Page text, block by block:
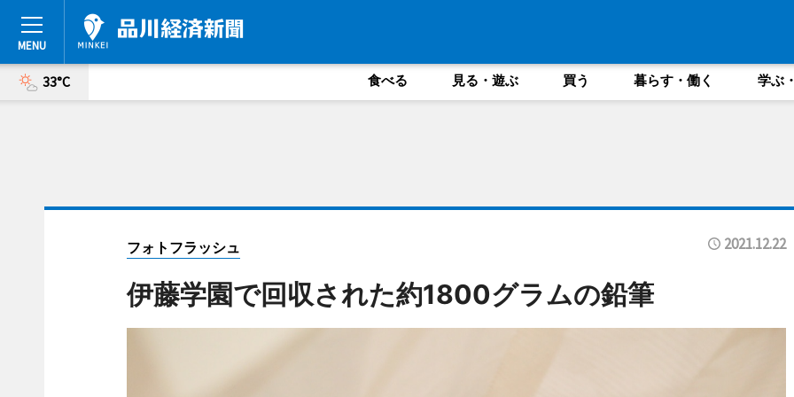
33°C 食べる 見る・遊ぶ 買う 暮らす・働く 学ぶ
フォトフラッシュ 2021.12.22
伊藤学園で回収された約1800グラムの鉛筆